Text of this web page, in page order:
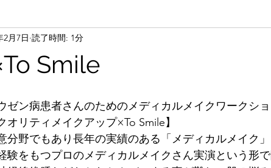
Smile
2月7日 読了時間: 1分
ゼン病患者さんのためのメディカルメイクワークシ
オリティメイクアップ×To Smile】
分野でもあり長年の実績のある「メディカルメイク
験をもつプロのメディカルメイクさん実演という形で